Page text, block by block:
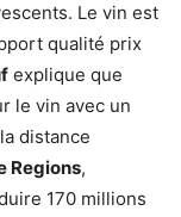
Le vin est
qualité prix
explique que
le vin avec un
distance
Regions,
170 millions